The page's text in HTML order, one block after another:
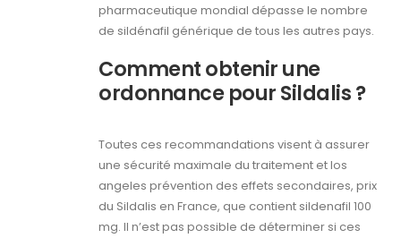
pharmaceutique mondial dépasse le nombre
de sildénafil générique de tous les autres pays.
Comment obtenir une
ordonnance pour Sildalis ?
Toutes ces recommandations visent à assurer
une sécurité maximale du traitement et los
angeles prévention des effets secondaires, prix
du Sildalis en France, que contient sildenafil 100
mg. Il n’est pas possible de déterminer si ces